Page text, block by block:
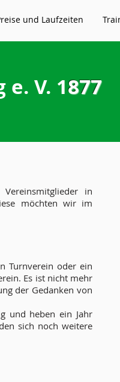
und Laufzeiten
in
möchten wir im
Turnverein oder ein
Es ist nicht mehr
der Gedanken von
und heben ein Jahr
sich noch weitere
V. 1877